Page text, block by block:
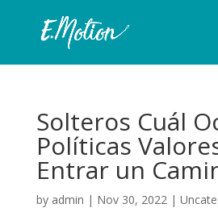
Solteros Cuál
Políticas
Entrar un
by admin | Nov 30, 2022|